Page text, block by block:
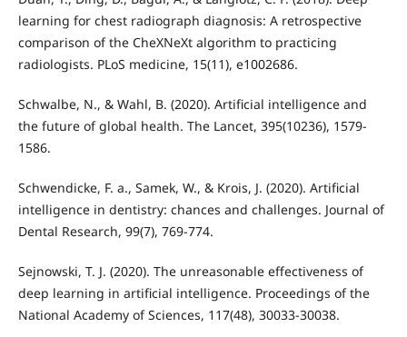
learning for chest radiograph diagnosis: A retrospective
comparison of the CheXNeXt algorithm to practicing
radiologists. PLoS medicine, 15(11), e1002686.
Schwalbe, N., & Wahl, B. (2020). Artificial intelligence and
the future of global health. The Lancet, 395(10236), 1579-
1586.
Schwendicke, F. a., Samek, W., & Krois, J. (2020). Artificial
intelligence in dentistry: chances and challenges. Journal of
Dental Research, 99(7), 769-774.
Sejnowski, T. J. (2020). The unreasonable effectiveness of
deep learning in artificial intelligence. Proceedings of the
National Academy of Sciences, 117(48), 30033-30038.